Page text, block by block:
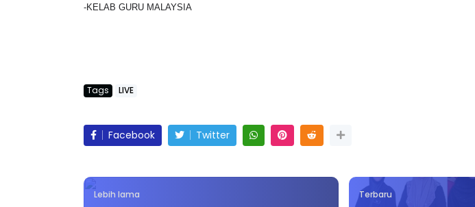
-KELAB GURU MALAYSIA
Tags LIVE
Facebook Twitter
Lebih lama Terbaru
LENSA PENDIDIKAN -
🔴 [LIVE] MATEMATIK SR, WANG
TAHUN 6 OLEH CIKGU ANITA
8 hari yang lalu Yu.